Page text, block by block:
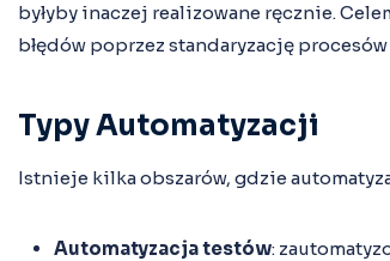
byłyby inaczej realizowane ręcznie.
błędów poprzez standaryzację
Typy Automatyzacji
Istnieje kilka obszarów, gdzie
Automatyzacja testów: